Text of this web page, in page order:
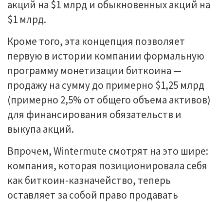
акций на $1 млрд и обыкновенных акций на
$1 млрд.
Кроме того, эта концепция позволяет
первую в истории компании формальную
программу монетизации биткоина —
продажу на сумму до примерно $1,25 млрд
(примерно 2,5% от общего объема активов)
для финансирования обязательств и
выкупа акций.
Впрочем, Wintermute смотрят на это шире:
компания, которая позиционировала себя
как биткоин-казначейство, теперь
оставляет за собой право продавать